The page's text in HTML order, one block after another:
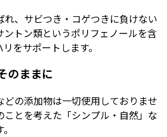
れ、サビつき・コゲつきに負けない
ントン類というポリフェノールを含
をサポートします。
のままに
どの添加物は一切使用しておりませ
ことを考えた「シンプル・自然」な